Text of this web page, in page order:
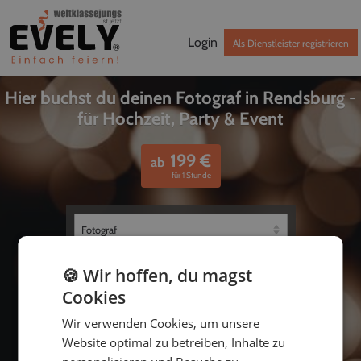
Login Als Dienstleister registrieren
Hier buchst du deinen Fotograf in Rendsburg -
für Hochzeit, Party & Event
ab 199€
für 1 Stunde
bis
🍪 Wir hoffen, du magst
Cookies
Wir verwenden Cookies, um unsere
Website optimal zu betreiben, Inhalte zu